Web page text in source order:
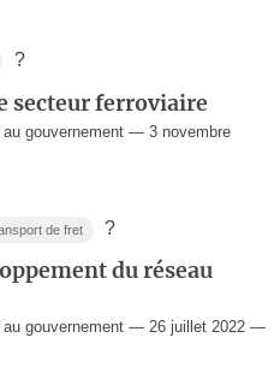
?
secteur ferroviaire
gouvernement — 3 novembre
de fret ?
du réseau
gouvernement — 26 juillet 2022 —